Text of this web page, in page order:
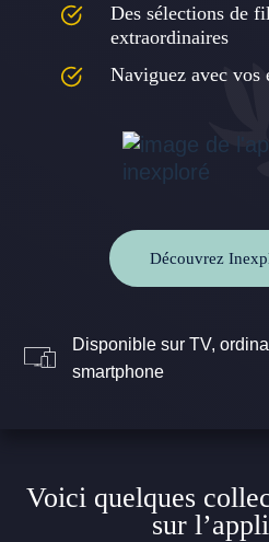
Des sélections de
extraordinaires
Naviguez avec vos
Découvrez
Disponible sur TV,
smartphone
Voici quelques
sur